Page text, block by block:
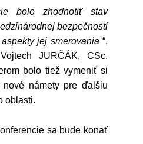
bolo zhodnotiť stav
bezpečnosti
jej smerovania “,
JURČÁK, CSc.
bolo tiež vymeniť si
námety pre ďalšiu
oblasti.
sa bude konať